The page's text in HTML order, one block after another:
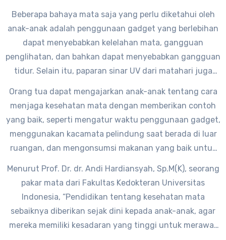
berlebihan, paparan sinar UV, dan kebiasaan buruk
seperti merokok.”
Beberapa bahaya mata saja yang perlu diketahui oleh
anak-anak adalah penggunaan gadget yang berlebihan
dapat menyebabkan kelelahan mata, gangguan
penglihatan, dan bahkan dapat menyebabkan gangguan
tidur. Selain itu, paparan sinar UV dari matahari juga
katarak dan pterigium.
Orang tua dapat mengajarkan anak-anak tentang cara
menjaga kesehatan mata dengan memberikan contoh
yang baik, seperti mengatur waktu penggunaan gadget,
menggunakan kacamata pelindung saat berada di luar
ruangan, dan mengonsumsi makanan yang baik untuk
Menurut Prof. Dr. dr. Andi Hardiansyah, Sp.M(K), seorang
pakar mata dari Fakultas Kedokteran Universitas
Indonesia, “Pendidikan tentang kesehatan mata
sebaiknya diberikan sejak dini kepada anak-anak, agar
mereka memiliki kesadaran yang tinggi untuk merawat